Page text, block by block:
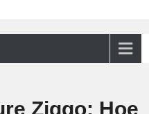
Ziggo: Hoe